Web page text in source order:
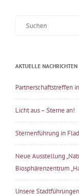
AKTUELLE
Partnerschaftstreffen
Licht aus – Sterne an!
Sternenführung in
Neue Ausstellung
Biosphärenzentrum
Unsere